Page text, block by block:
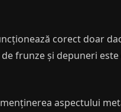
corect doar
frunze și depuneri
aspectului